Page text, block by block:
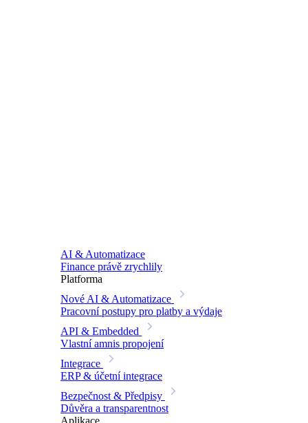
AI & Automatizace
Finance právě zrychlily
Platforma
Nové AI & Automatizace
Pracovní postupy pro platby a výdaje
API & Embedded
Vlastní amnis propojení
Integrace
ERP & účetní integrace
Bezpečnost & Předpisy
Důvěra a transparentnost
Aplikace